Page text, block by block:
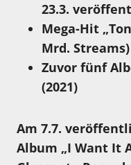
23.3.
Mega-Hit
Mrd. Streams)
Zuvor fünf
(2021)
Am 7.7.
Album „I Want It